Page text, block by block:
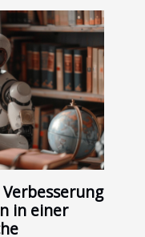
in einer